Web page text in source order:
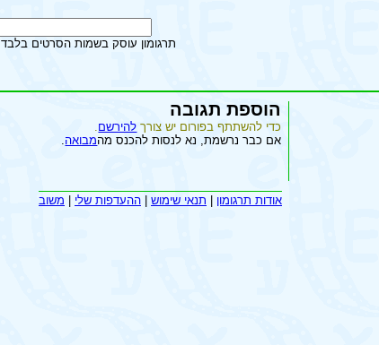
תרגומון עוסק בשמות הסרטים בלבד
הוספת תגובה
כדי להשתתף בפורום יש צורך להירשם.
אם כבר נרשמת, נא לנסות להכנס מהמבואה.
אודות תרגומון תנאי שימוש ההעדפות שלי משוב